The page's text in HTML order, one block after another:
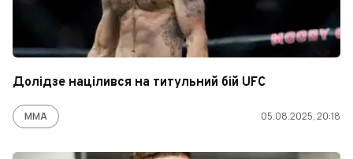
Долідзе націлився на титульний бій UFC
ММА 05.08.2025, 20:18